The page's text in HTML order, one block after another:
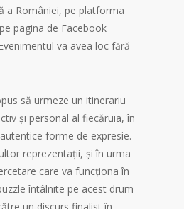
a României, pe platforma
pagina de Facebook
va avea loc fără
să urmeze un itinerariu
și personal al fiecăruia, în
forme de expresie.
reprezentații, și în urma
care va funcționa în
întâlnite pe acest drum